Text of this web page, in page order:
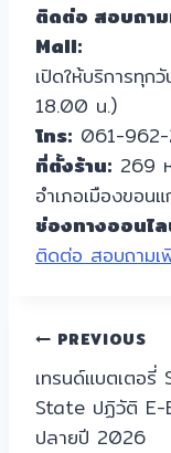
ติดต่อ สอบถาม
Mall:
เปิดให้บริการทุ
18.00 น.)
โทร: 061-
ที่ตั้งร้าน: 269
อำเภอเมืองขอ
ช่องทางออนไ
ติดต่อ สอบถามเ
แนะแนว
เรื่อง
PREVIOUS
เทรนด์แบตเตอรี่
State ปฏิวัติ E-
ปลายปี 2026